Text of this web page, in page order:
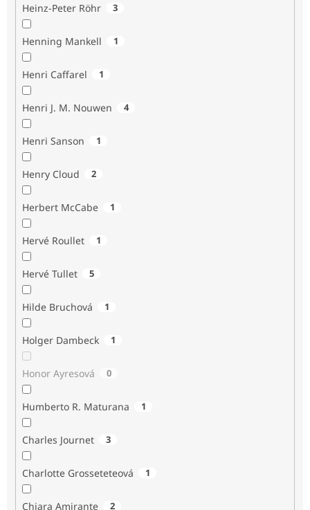
Heinz-Peter Röhr 3
Henning Mankell 1
Henri Caffarel 1
Henri J. M. Nouwen 4
Henri Sanson 1
Henry Cloud 2
Herbert McCabe 1
Hervé Roullet 1
Hervé Tullet 5
Hilde Bruchová 1
Holger Dambeck 1
Honor Ayresová 0
Humberto R. Maturana 1
Charles Journet 3
Charlotte Grosseteteová 1
Chiara Amirante 2